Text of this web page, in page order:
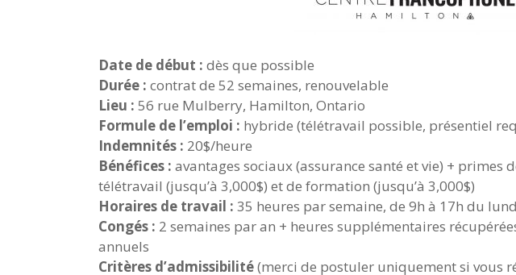
Date de début : dès que possible
Durée : contrat de 52 semaines, renouvelable
Lieu : 56 rue Mulberry, Hamilton, Ontario
Formule de l’emploi : hybride (télétravail possible, présentiel
Indemnités : 20$/heure
Bénéfices : avantages sociaux (assurance santé et vie) + primes
télétravail (jusqu’à 3,000$) et de formation (jusqu’à 3,000$)
Horaires de travail : 35 heures par semaine, de 9h à 17h du
Congés : 2 semaines par an + heures supplémentaires
annuels
Critères d’admissibilité(merci de postuler uniquement si vous